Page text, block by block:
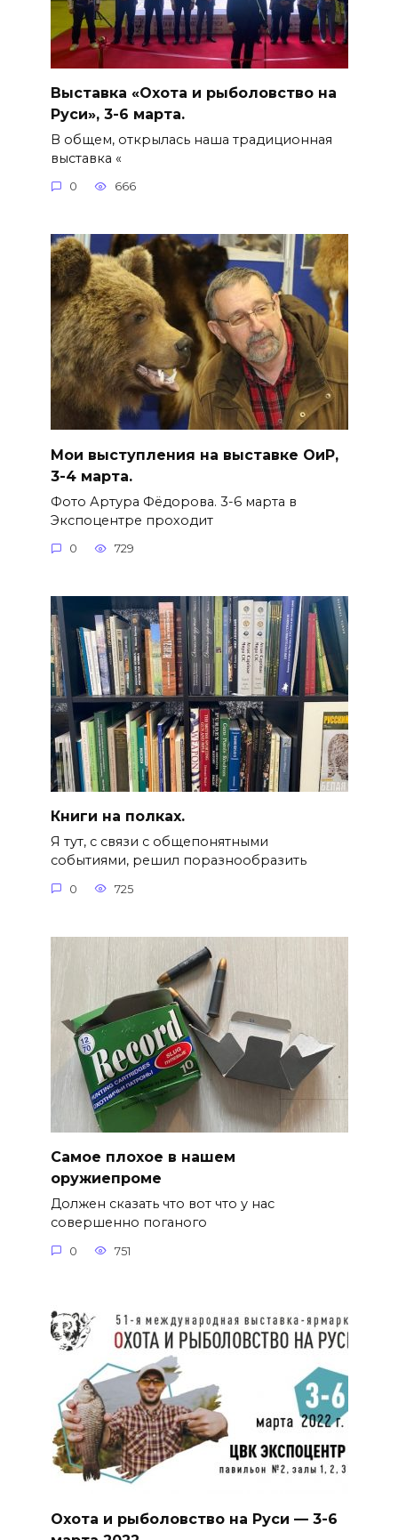
Выставка «Охота и рыболовство на
Руси», 3-6 марта.
В общем, открылась наша традиционная
выставка «
0 666
Мои выступления на выставке ОиР,
3-4 марта.
Фото Артура Фёдорова. 3-6 марта в
Экспоцентре проходит
0 729
Книги на полках.
Я тут, с связи с общепонятными
событиями, решил поразнообразить
0 725
Самое плохое в нашем
оружиепроме
Должен сказать что вот что у нас
совершенно поганого
0 751
Охота и рыболовство на Руси — 3-6